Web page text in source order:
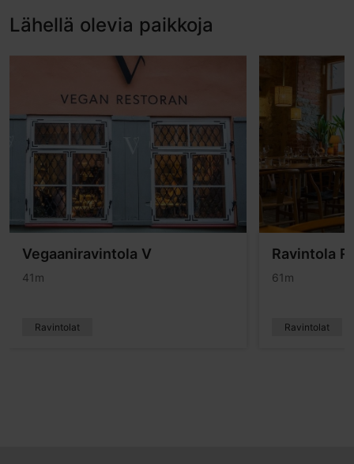
Lähellä olevia paikkoja
Vegaaniravintola V
41m
Ravintolat
Ravintola
61m
Ravintolat